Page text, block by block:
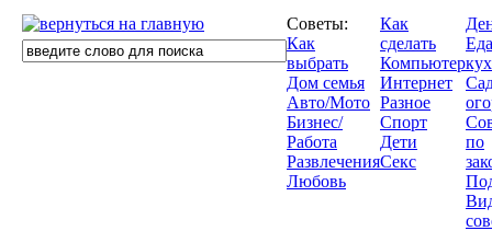
Советы:
Как
выбрать
Дом семья
Авто/Мото
Бизнес/
Работа
Развлечения
Любовь
Как
сделать
Компьютер
Интернет
Разное
Спорт
Дети
Секс
по